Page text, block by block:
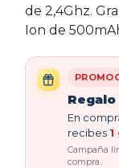
de 2,4Ghz.
Ion de
En
recibes
Campaña
compra.